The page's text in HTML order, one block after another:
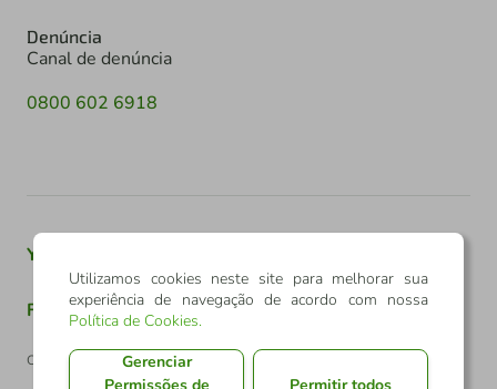
Denúncia
Canal de denúncia
0800 602 6918
Youtube
Facebook TikTok
Confederação Sicredi
Utilizamos cookies neste site para melhorar sua
experiência de navegação de acordo com nossa
Política de Cookies.
Gerenciar